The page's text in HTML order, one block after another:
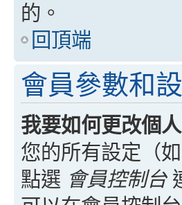
的。
回頂端
會員參數和
我要如何更改個
您的所有設定（
點選 會員控制台